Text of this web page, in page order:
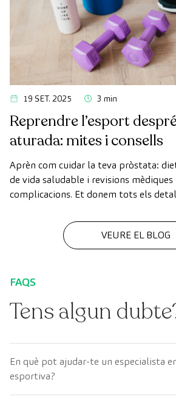
19 SET. 2025 3 min
Reprendre l’esport
aturada: mites i consells
Aprèn com cuidar la teva pròstata:
de vida saludable i revisions
complicacions. Et donem tots els
VEURE EL BLOG
FAQS
Tens algun
En què pot ajudar-te un especialista
esportiva?